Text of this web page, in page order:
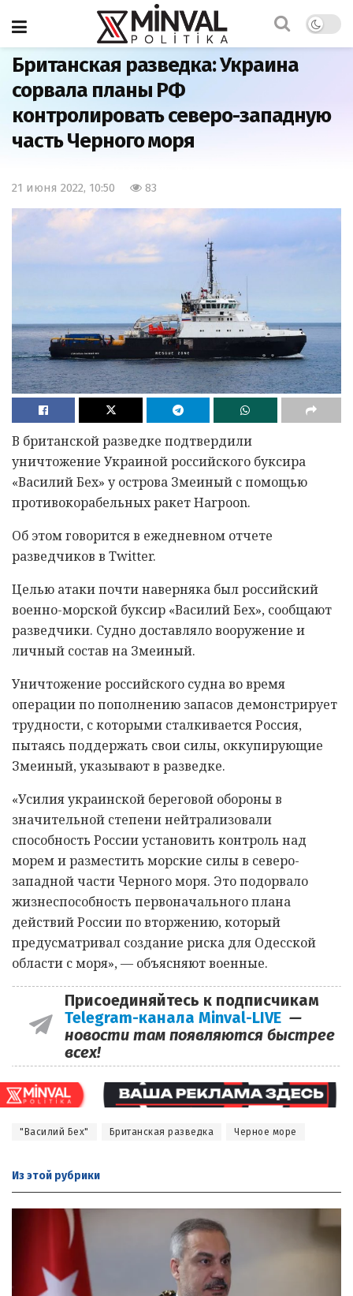
Главная
Британская разведка: Украина
сорвала планы РФ
контролировать северо-западную
часть Черного моря
21 июня 2022, 10:50 83
В британской разведке подтвердили
уничтожение Украиной российского буксира
«Василий Бех» у острова Змеиный с помощью
противокорабельных ракет Harpoon.
Об этом говорится в ежедневном отчете
разведчиков в Twitter.
Целью атаки почти наверняка был российский
военно-морской буксир «Василий Бех», сообщают
разведчики. Судно доставляло вооружение и
личный состав на Змеиный.
Уничтожение российского судна во время
операции по пополнению запасов демонстрирует
трудности, с которыми сталкивается Россия,
пытаясь поддержать свои силы, оккупирующие
Змеиный, указывают в разведке.
«Усилия украинской береговой обороны в
значительной степени нейтрализовали
способность России установить контроль над
морем и разместить морские силы в северо-
западной части Черного моря. Это подорвало
жизнеспособность первоначального плана
действий России по вторжению, который
предусматривал создание риска для Одесской
области с моря», — объясняют военные.
Присоединяйтесь к подписчикам
Telegram-канала Minval-LIVE —
новости там появляются быстрее
всех!
"Василий Бех" Британская разведка Черное море
Из этой рубрики